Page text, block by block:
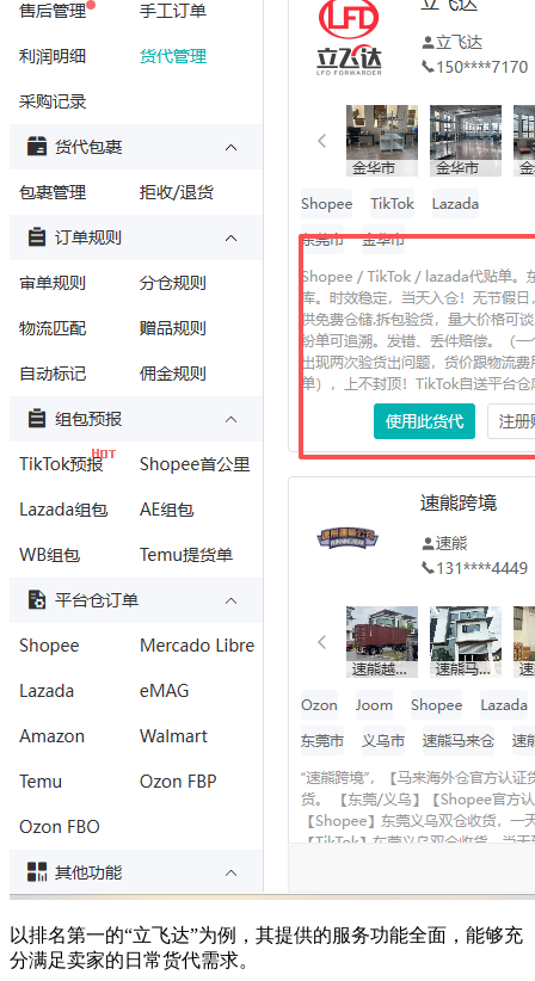
以排名第一的“立飞达”为例，其提供的服务功能全面，能够充
分满足卖家的日常货代需求。